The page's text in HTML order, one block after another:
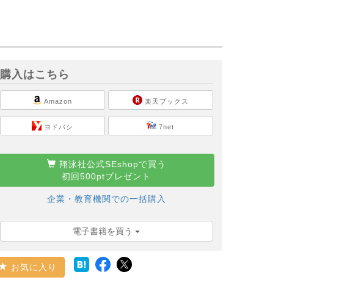
購入はこちら
Amazon
ヨドバシ
楽天ブックス
7net
翔泳社公式SEshopで買う
初回500ptプレゼント
企業・教育機関での一括購入
電子書籍を買う
お気に入り